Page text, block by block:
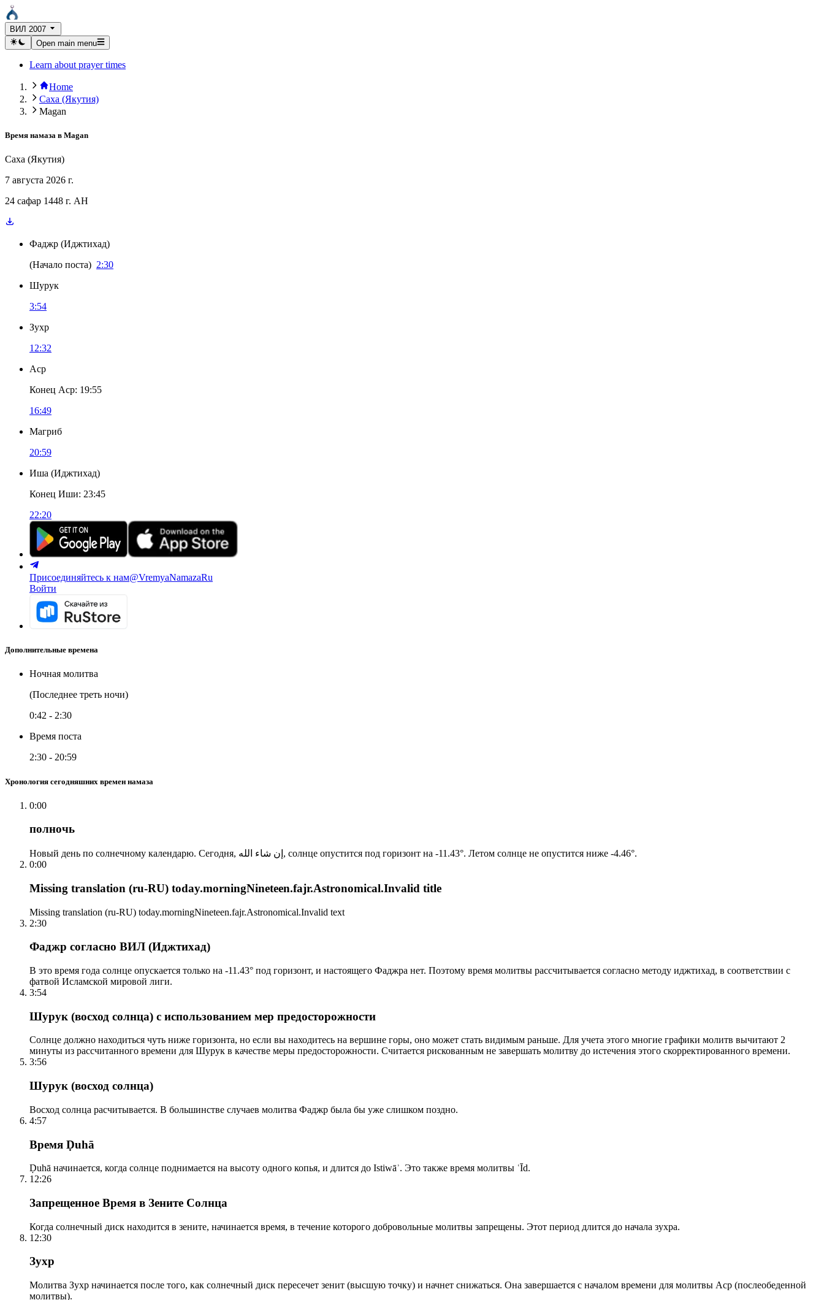
ВИЛ 2007
Open main menu
Learn about prayer times
Home
Саха (Якутия)
Magan
Время намаза в Magan
Саха (Якутия)
7 августа 2026 г.
24 сафар 1448 г. AH
Фаджр (Иджтихад)
(Начало поста) 2:30
Шурук
3:54
Зухр
12:32
Аср
Конец Аср: 19:55
16:49
Магриб
20:59
Иша (Иджтихад)
Конец Иши: 23:45
22:20
Присоединяйтесь к нам@VremyaNamazaRu
Войти
Дополнительные времена
Ночная молитва
(Последнее треть ночи)
0:42 - 2:30
Время поста
2:30 - 20:59
Хронология сегодняшних времен намаза
0:00
полночь
Новый день по солнечному календарю. Сегодня, إن شاء الله, солнце опустится под горизонт на -11.43°. Летом солнце не опустится ниже -4.46°.
0:00
Missing translation (ru-RU) today.morningNineteen.fajr.Astronomical.Invalid title
Missing translation (ru-RU) today.morningNineteen.fajr.Astronomical.Invalid text
2:30
Фаджр согласно ВИЛ (Иджтихад)
В это время года солнце опускается только на -11.43° под горизонт, и настоящего Фаджра нет. Поэтому время молитвы рассчитывается согласно методу иджтихад, в соответствии с
фатвой Исламской мировой лиги.
3:54
Шурук (восход солнца) с использованием мер предосторожности
Солнце должно находиться чуть ниже горизонта, но если вы находитесь на вершине горы, оно может стать видимым раньше. Для учета этого многие графики молитв вычитают 2
минуты из рассчитанного времени для Шурук в качестве меры предосторожности. Считается рискованным не завершать молитву до истечения этого скорректированного времени.
3:56
Шурук (восход солнца)
Восход солнца расчитывается. В большинстве случаев молитва Фаджр была бы уже слишком поздно.
4:57
Время Ḍuhā
Ḍuhā начинается, когда солнце поднимается на высоту одного копья, и длится до Istiwāʾ. Это также время молитвы ʿĪd.
12:26
Запрещенное Время в Зените Солнца
Когда солнечный диск находится в зените, начинается время, в течение которого добровольные молитвы запрещены. Этот период длится до начала зухра.
12:30
Зухр
Молитва Зухр начинается после того, как солнечный диск пересечет зенит (высшую точку) и начнет снижаться. Она завершается с началом времени для молитвы Аср (послеобеденной
молитвы).